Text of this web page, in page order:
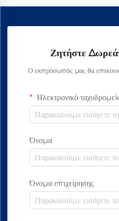
Ζητήστε
Ο εκπρόσωπός μας θα
Ηλεκτρονικό
Όνομα
Όνομα επιχείρησης